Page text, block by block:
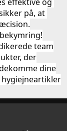
på, at
team
der
dine